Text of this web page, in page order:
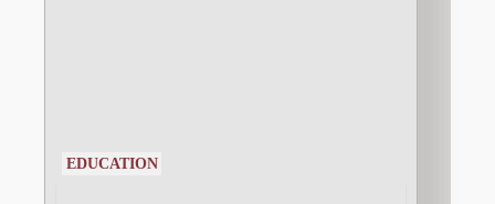
EDUCATION